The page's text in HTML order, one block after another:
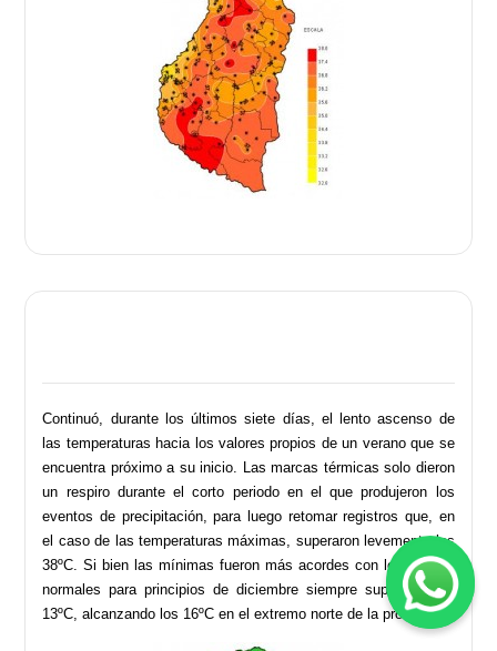
Continuó, durante los últimos siete días, el lento ascenso de
las temperaturas hacia los valores propios de un verano que se
encuentra próximo a su inicio. Las marcas térmicas solo dieron
un respiro durante el corto periodo en el que produjeron los
eventos de precipitación, para luego retomar registros que, en
el caso de las temperaturas máximas, superaron levemente los
38ºC. Si bien las mínimas fueron más acordes con los valores
normales para principios de diciembre siempre superaron los
13ºC, alcanzando los 16ºC en el extremo norte de la provincia.